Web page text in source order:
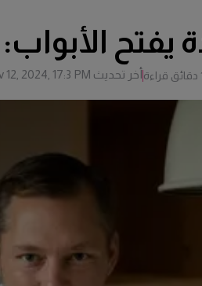
أخر تحديث 12, 2024, 17:3 PM
يفتح